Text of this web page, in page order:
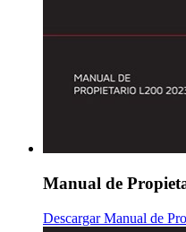
Manual de
Descargar Manual de